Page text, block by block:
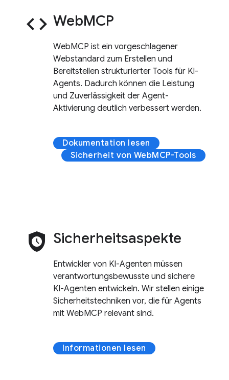
code WebMCP
WebMCP ist ein vorgeschlagener
Webstandard zum Erstellen und
Bereitstellen strukturierter Tools für KI-
Agents. Dadurch können die Leistung
und Zuverlässigkeit der Agent-
Aktivierung deutlich verbessert werden.
Dokumentation lesen
Sicherheit von WebMCP-Tools
safety_check Sicherheitsaspekte
Entwickler von KI-Agenten müssen
verantwortungsbewusste und sichere
KI-Agenten entwickeln. Wir stellen einige
Sicherheitstechniken vor, die für Agents
mit WebMCP relevant sind.
Informationen lesen